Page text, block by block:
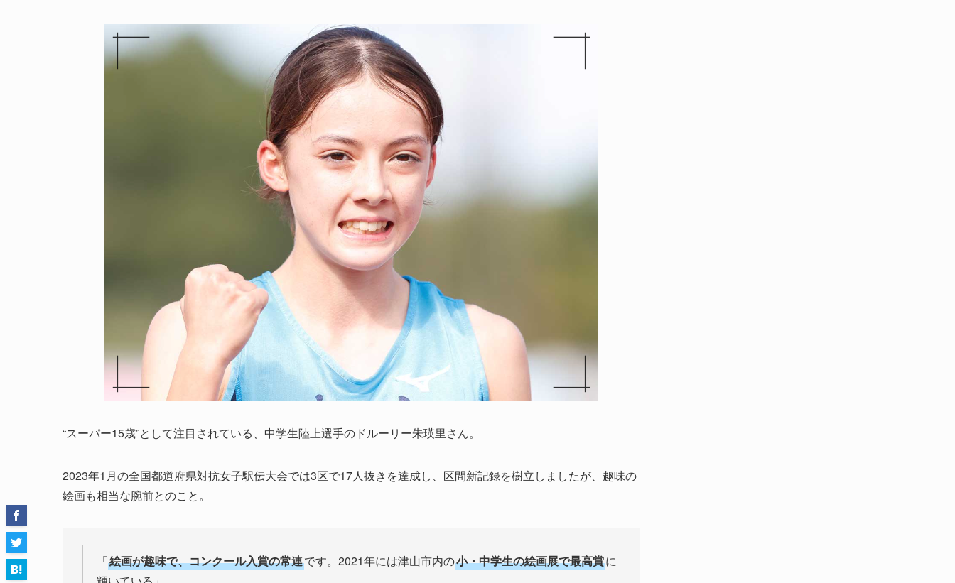
“スーパー15歳”として注目されている、中学生陸上選手のドルーリー朱瑛里さん。
2023年1月の全国都道府県対抗女子駅伝大会では3区で17人抜きを達成し、区間新記録を樹立しましたが、趣味の
絵画も相当な腕前とのこと。
「絵画が趣味で、コンクール入賞の常連です。2021年には津山市内の小・中学生の絵画展で最高賞に